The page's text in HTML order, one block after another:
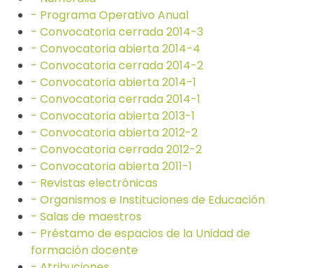
- Programa Operativo Anual
- Convocatoria cerrada 2014-3
- Convocatoria abierta 2014-4
- Convocatoria cerrada 2014-2
- Convocatoria abierta 2014-1
- Convocatoria cerrada 2014-1
- Convocatoria abierta 2013-1
- Convocatoria abierta 2012-2
- Convocatoria cerrada 2012-2
- Convocatoria abierta 2011-1
- Revistas electrónicas
- Organismos e Instituciones de Educación
- Salas de maestros
- Préstamo de espacios de la Unidad de
formación docente